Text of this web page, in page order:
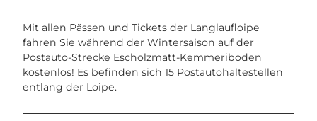
Mit allen Pässen und Tickets der Langlaufloipe
fahren Sie während der Wintersaison auf der
Postauto-Strecke Escholzmatt-Kemmeriboden
kostenlos! Es befinden sich 15 Postautohaltestellen
entlang der Loipe.